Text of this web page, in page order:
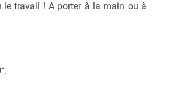
le travail ! A porter à la main ou à